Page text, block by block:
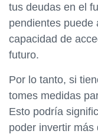
tus deudas en el
pendientes puede
capacidad de
futuro.
Por lo tanto, si
tomes medidas
Esto podría
poder invertir